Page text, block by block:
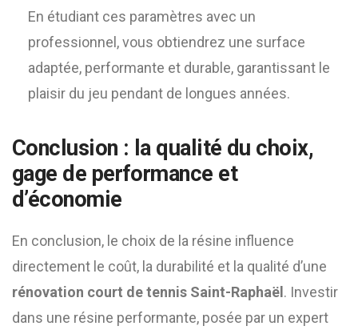
En étudiant ces paramètres avec un
professionnel, vous obtiendrez une surface
adaptée, performante et durable, garantissant le
plaisir du jeu pendant de longues années.
Conclusion : la qualité du choix,
gage de performance et
d’économie
En conclusion, le choix de la résine influence
directement le coût, la durabilité et la qualité d’une
rénovation court de tennis Saint-Raphaël . Investir
dans une résine performante, posée par un expert